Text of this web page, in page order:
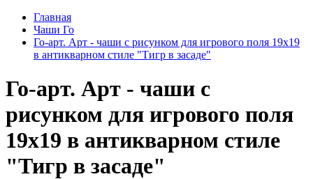
Главная
Чаши Го
Го-арт. Арт - чаши c рисунком для игрового поля 19х19
в антикварном стиле "Тигр в засаде"
Го-арт. Арт - чаши c
рисунком для игрового поля
19х19 в антикварном стиле
"Тигр в засаде"